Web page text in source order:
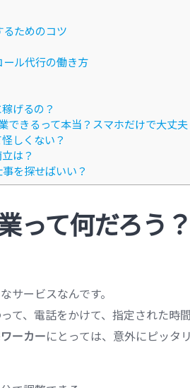
ためのコツ
ル代行の働き方
げるの？
きるって本当？スマホだけで大丈夫
しくない？
は？
を探せばいい？
って何だろう
サービスなんです。
て、電話をかけて、指定された時
ーカーにとっては、意外にピッタ